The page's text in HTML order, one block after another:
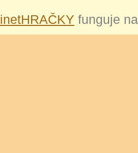
inetHRAČKY funguje